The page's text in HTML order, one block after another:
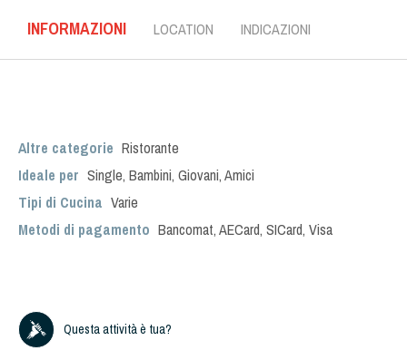
INFORMAZIONI LOCATION INDICAZIONI
Altre categorie Ristorante
Ideale per Single, Bambini, Giovani,Amici
Tipi di Cucina Varie
Metodi di pagamento Bancomat, AECard, SICard, Visa
Questa attività è tua?